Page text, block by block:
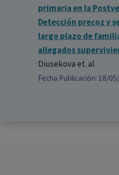
primaria en la
Detección precoz y
largo plazo de
allegados
Diusekovaet. al
Fecha Publicación: 18/